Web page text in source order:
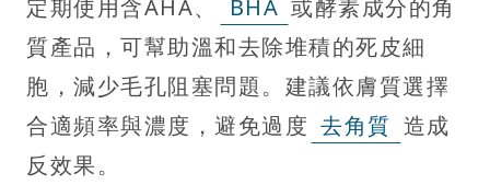
定期使用含AHA、 BHA 或酵素成分的角
質產品，可幫助溫和去除堆積的死皮細
胞，減少毛孔阻塞問題。建議依膚質選擇
合適頻率與濃度，避免過度 去角質 造成
反效果。